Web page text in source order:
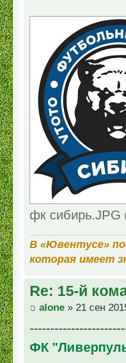
фк сибирь.JPG
В «Ювентусе»
которая имеет
Re: 15-й
alone » 21 сен
ФК